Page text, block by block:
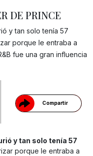
Compartir
Gracias!
DE PRINCE
y tan solo tenía 57
porque le entraba a
fue una gran influencia
y tan solo tenía 57
porque le entraba a